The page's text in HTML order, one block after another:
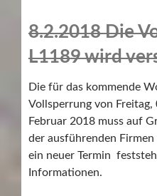
8.2.2018 Die
L1189 wird
Die für das kommende
Vollsperrung von
Februar 2018 muss auf
der ausführenden
ein neuer Termin
Informationen.